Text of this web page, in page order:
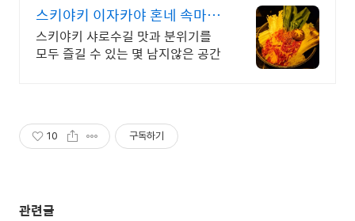
스키야키 이자카야 혼네 속마음
을 나누는 공간
스키야키 샤로수길 맛과 분위기를
모두 즐길 수 있는 몇 남지않은 공간
10 구독하기
관련글